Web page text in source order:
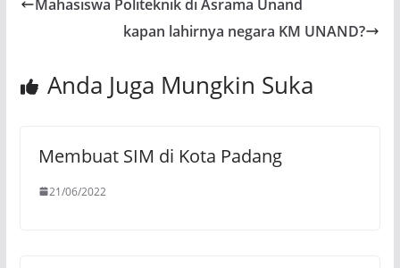
Mahasiswa Politeknik di Asrama Unand
kapan lahirnya negara KM UNAND?
Anda Juga Mungkin Suka
Membuat SIM di Kota Padang
21/06/2022